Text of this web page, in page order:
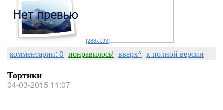
[288x193]
комментарии: 0 понравилось! вверх^ к полной версии
Тортики
04-03-2015 11:07